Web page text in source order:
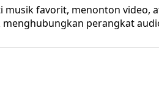
favorit, menonton video,
perangkat